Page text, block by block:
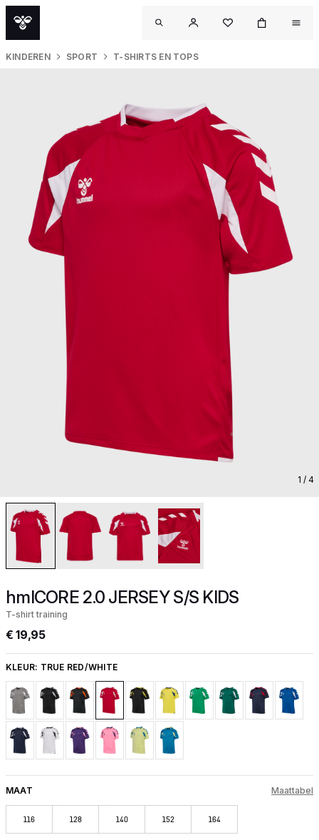
KINDEREN SPORT T-SHIRTS EN TOPS
1 / 4
hmlCORE 2.0 JERSEY S/S KIDS
T-shirt training
€ 19,95
KLEUR: TRUE RED/WHITE
MAAT Maattabel
116 128 140 152 164